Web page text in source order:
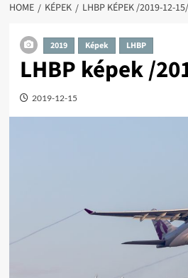
HOME KÉPEK LHBP KÉPEK /2019-12-15/
2019 Képek LHBP
LHBP képek /
2019-12-15